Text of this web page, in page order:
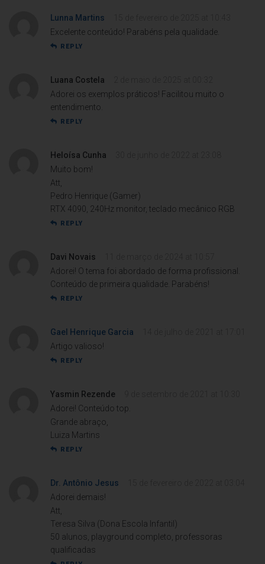
Lunna Martins
Excelente conteúdo! Parabéns pela qualidade.
REPLY
Luana Costela
Adorei os exemplos práticos! Facilitou muito o
entendimento.
REPLY
Heloísa Cunha
Muito bom!
Att,
Pedro Henrique (Gamer)
RTX 4090, 240Hz monitor, teclado mecânico RGB
REPLY
Davi Novais
Adorei! O tema foi abordado de forma profissional.
Conteúdo de primeira qualidade. Parabéns!
REPLY
Gael Henrique Garcia
Artigo valioso!
REPLY
Yasmin Rezende
Adorei! Conteúdo top.
Grande abraço,
Luiza Martins
REPLY
Dr. Antônio Jesus
Adorei demais!
Att,
Teresa Silva (Dona Escola Infantil)
50 alunos, playground completo, professoras
qualificadas